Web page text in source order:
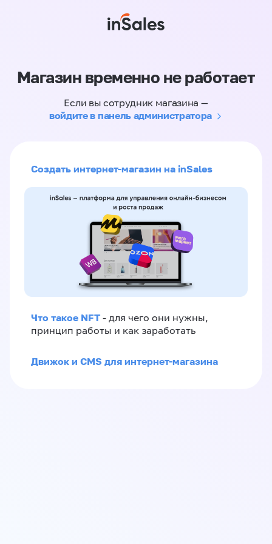
Магазин временно не работает
Если вы сотрудник магазина —
войдите в панель администратора
Создать интернет-магазин на inSales
Что такое NFT - для чего они нужны,
принцип работы и как заработать
Движок и CMS для интернет-магазина